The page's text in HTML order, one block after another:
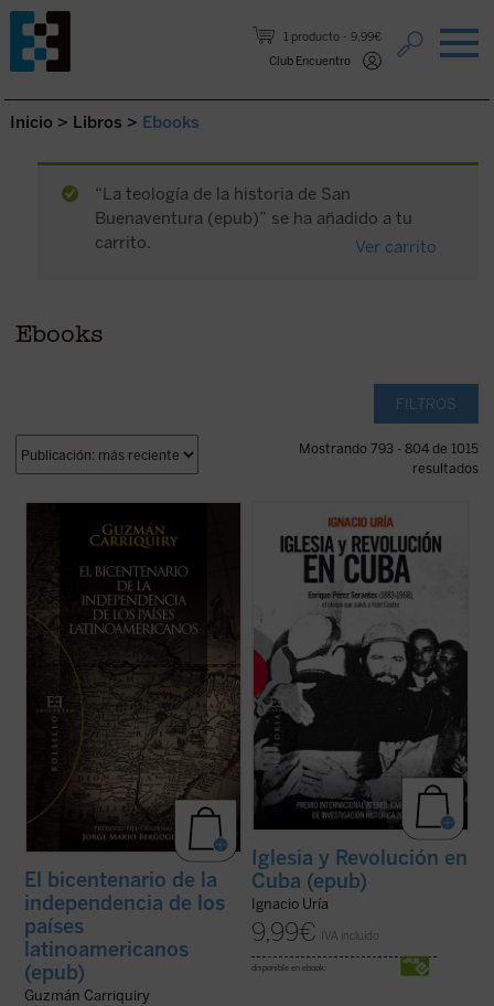
1 producto
9,99€
Club Encuentro
Saltar al contenido.
Inicio > Libros > Ebooks
“La teología de la historia de San
Buenaventura (epub)” se ha añadido a tu
carrito.
Ver carrito
Ebooks
FILTROS
Mostrando 793 - 804 de 1015
resultados
Sobre la base de numerosas
investigaciones y publicaciones
juicio sintético sobre los criterios
fundamentales para afrontar las actuales
conmemoraciones y ...(ver ficha)
El bicentenario de la
independencia de los
países
latinoamericanos
(epub)
Guzmán Carriquiry
Premio Internacional Ateneo Jovellanos de
Santiago de Cuba, 26 de julio de 1953. Un
centenar de hombres asalta el Cuartel
Moncada, segunda fortaleza del país. El
líder rebelde es un jovencísimo Fidel ...
Iglesia y Revolución en
Cuba (epub)
Ignacio Uría
9,99€ IVA incluido
disponible en ebook: